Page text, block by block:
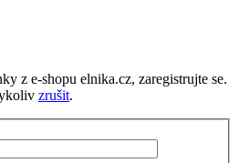
z e-shopu elnika.cz, zaregistrujte se.
zrušit.